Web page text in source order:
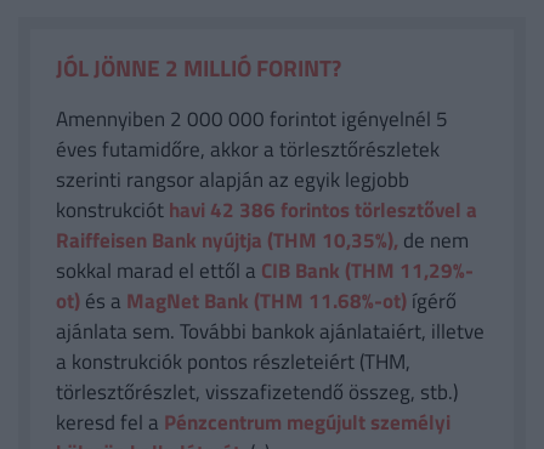
JÓL JÖNNE 2 MILLIÓ FORINT?
Amennyiben 2 000 000 forintot igényelnél 5
éves futamidőre, akkor a törlesztőrészletek
szerinti rangsor alapján az egyik legjobb
konstrukcióthavi 42 386 forintos törlesztővel a
Raiffeisen Bank nyújtja (THM 10,35%), de nem
sokkal marad el ettől a CIB Bank (THM 11,29%-
ot)és a MagNet Bank (THM 11.68%-ot)ígérő
ajánlata sem. További bankok ajánlataiért, illetve
a konstrukciók pontos részleteiért (THM,
törlesztőrészlet, visszafizetendő összeg, stb.)
keresd fel a Pénzcentrum megújult személyi